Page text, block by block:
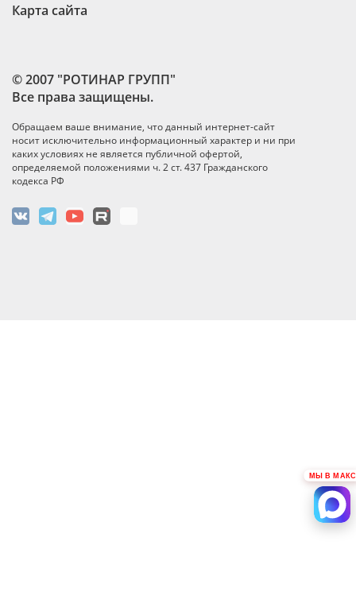
© 2007 "РОТИНАР ГРУПП"
Все права защищены.
Обращаем ваше внимание, что данный интернет-сайт
носит исключительно информационный характер и ни при
каких условиях не является публичной офертой,
определяемой положениями ч. 2 ст. 437 Гражданского
кодекса РФ
Карта сайта
МЫ В МАКС